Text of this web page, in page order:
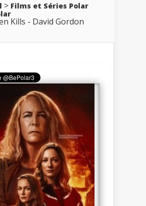
Films et Séries Polar
Kills - David Gordon